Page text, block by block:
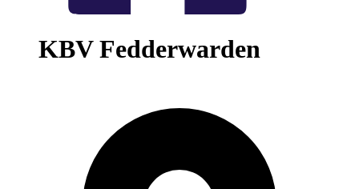
KBV Fedderwarden